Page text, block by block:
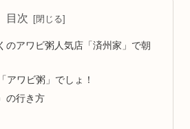
目次
のアワビ粥人気店「済州家」で朝
アワビ粥」でしょ！
の行き方